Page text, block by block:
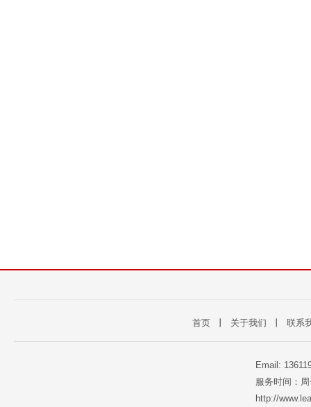
首页 关于我们 联系
Email:
服务时间：
http://